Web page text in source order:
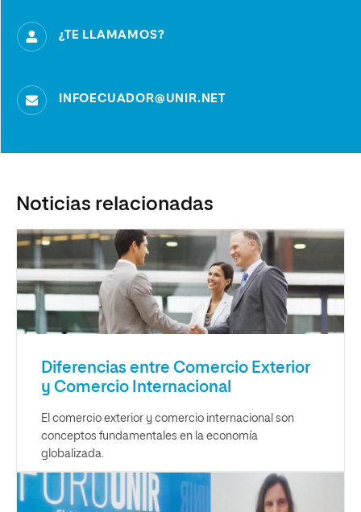
¿TE LLAMAMOS?
INFOECUADOR@UNIR.NET
Noticias relacionadas
Diferencias entre Comercio Exterior
y Comercio Internacional
El comercio exterior y comercio internacional son
conceptos fundamentales en la economía
globalizada.